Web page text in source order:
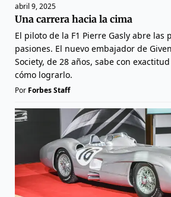
abril 9, 2025
Una carrera hacia la cima
El piloto de la F1 Pierre Gasly abre las
pasiones. El nuevo embajador de
Society, de 28 años, sabe con
cómo lograrlo.
Por Forbes Staff